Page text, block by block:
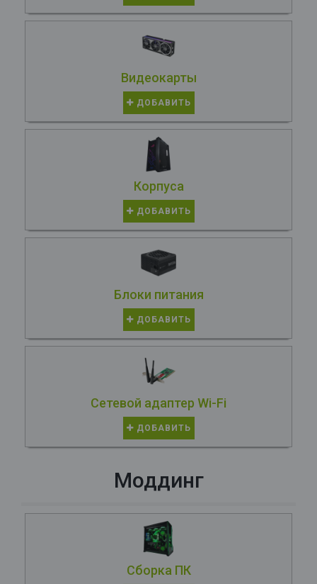
Видеокарты
ДОБАВИТЬ
Корпуса
ДОБАВИТЬ
Блоки питания
ДОБАВИТЬ
Сетевой адаптер Wi-Fi
ДОБАВИТЬ
Моддинг
Сборка ПК